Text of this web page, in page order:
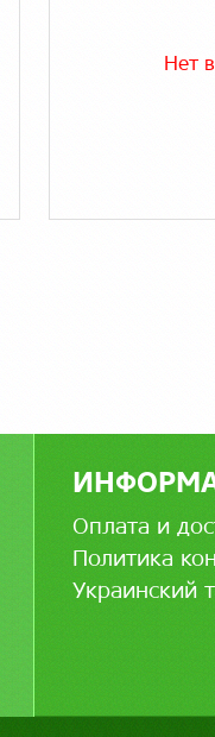
Нет
Оплата и
Политика
Украинский